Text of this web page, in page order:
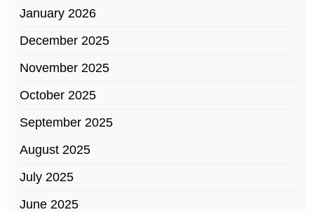
January 2026
December 2025
November 2025
October 2025
September 2025
August 2025
July 2025
June 2025